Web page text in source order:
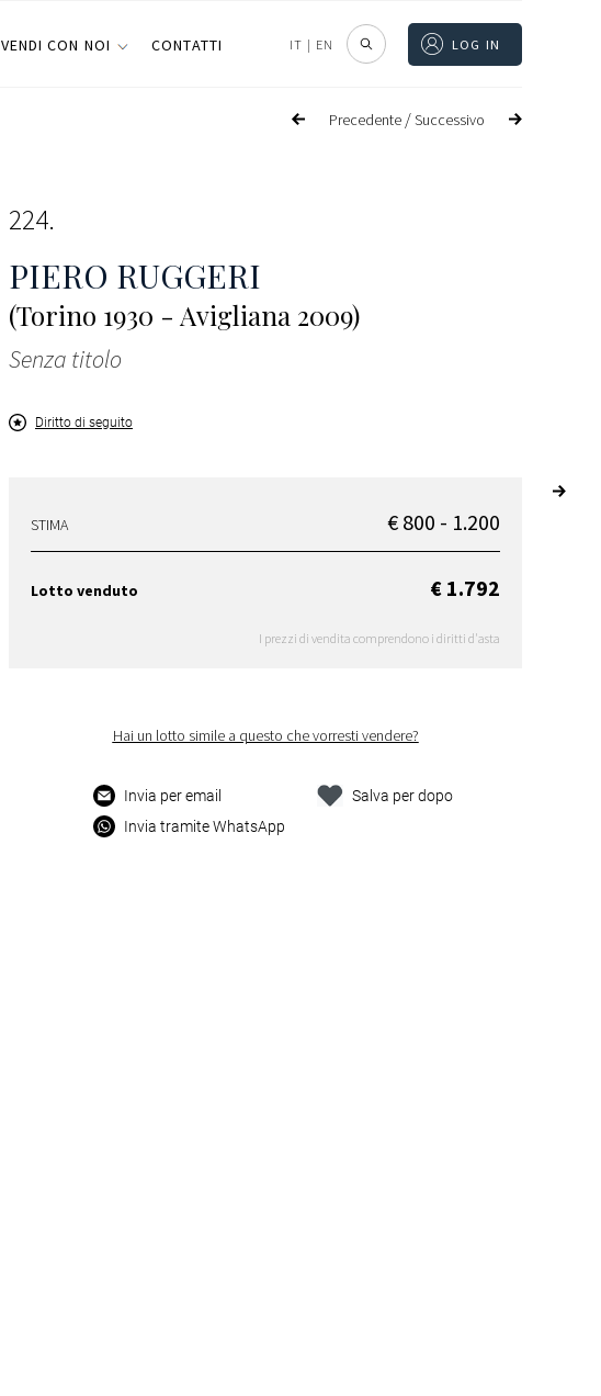
VENDI CON NOI CONTATTI IT | EN LOG IN
Precedente /Successivo
224
PIERO RUGGERI
(Torino 1930 - Avigliana 2009)
Senza titolo
Diritto di seguito
STIMA € 800 - 1.200
Lotto venduto € 1.792
I prezzi di vendita comprendono i diritti d'asta
Hai un lotto simile a questo che vorresti vendere?
Invia per email
Invia tramite WhatsApp
Salva per dopo